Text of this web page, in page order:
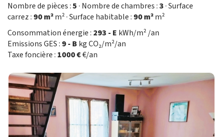
Nombre de pièces :5· Nombre de chambres :3· Surface
carrez : 90 m²m² · Surface habitable : 90 m²m²
Consommation énergie : 293 - E kWh/m² /an
Emissions GES : 9 - B kg CO₂/m²/an
Taxe foncière : 1000 €€/an